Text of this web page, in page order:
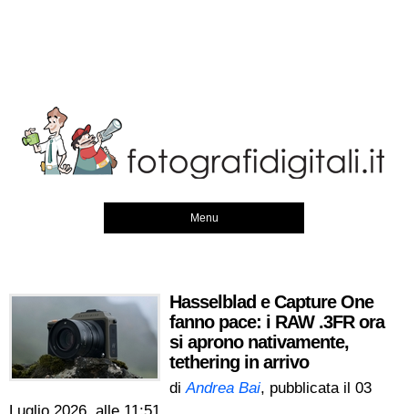
Menu
Hasselblad e Capture One
fanno pace: i RAW .3FR ora
si aprono nativamente,
tethering in arrivo
diAndrea Bai, pubblicata il 03